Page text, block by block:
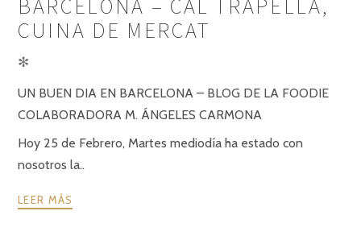
BARCELONA – CAL TRAPELLA,
CUINA DE MERCAT
✻
UN BUEN DIA EN BARCELONA – BLOG DE LA FOODIE
COLABORADORA M. ÁNGELES CARMONA
Hoy 25 de Febrero, Martes mediodía ha estado con
nosotros la..
LEER MÁS